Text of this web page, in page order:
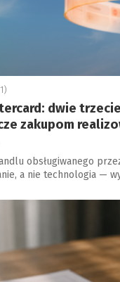
dwie
zakupom
obsługiwanego
a nie technologia —